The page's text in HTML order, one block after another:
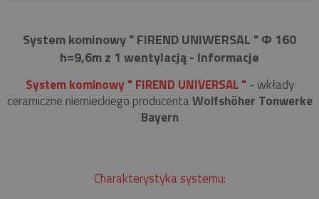
System kominowy " FIREND UNIWERSAL " Φ 160
h=9,6m z 1 wentylacją - Informacje
System kominowy " FIREND UNIVERSAL " - wkłady
ceramiczne niemieckiego producentaWolfshöher Tonwerke
Bayern
Charakterystyka systemu: